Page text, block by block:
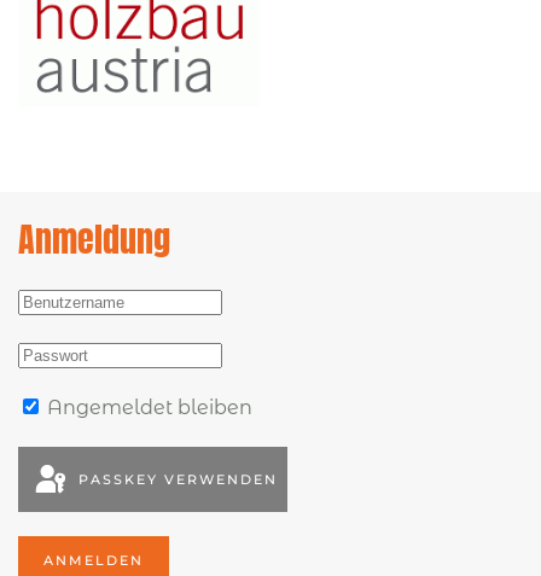
Anmeldung
Angemeldet bleiben
PASSKEY VERWENDEN
ANMELDEN